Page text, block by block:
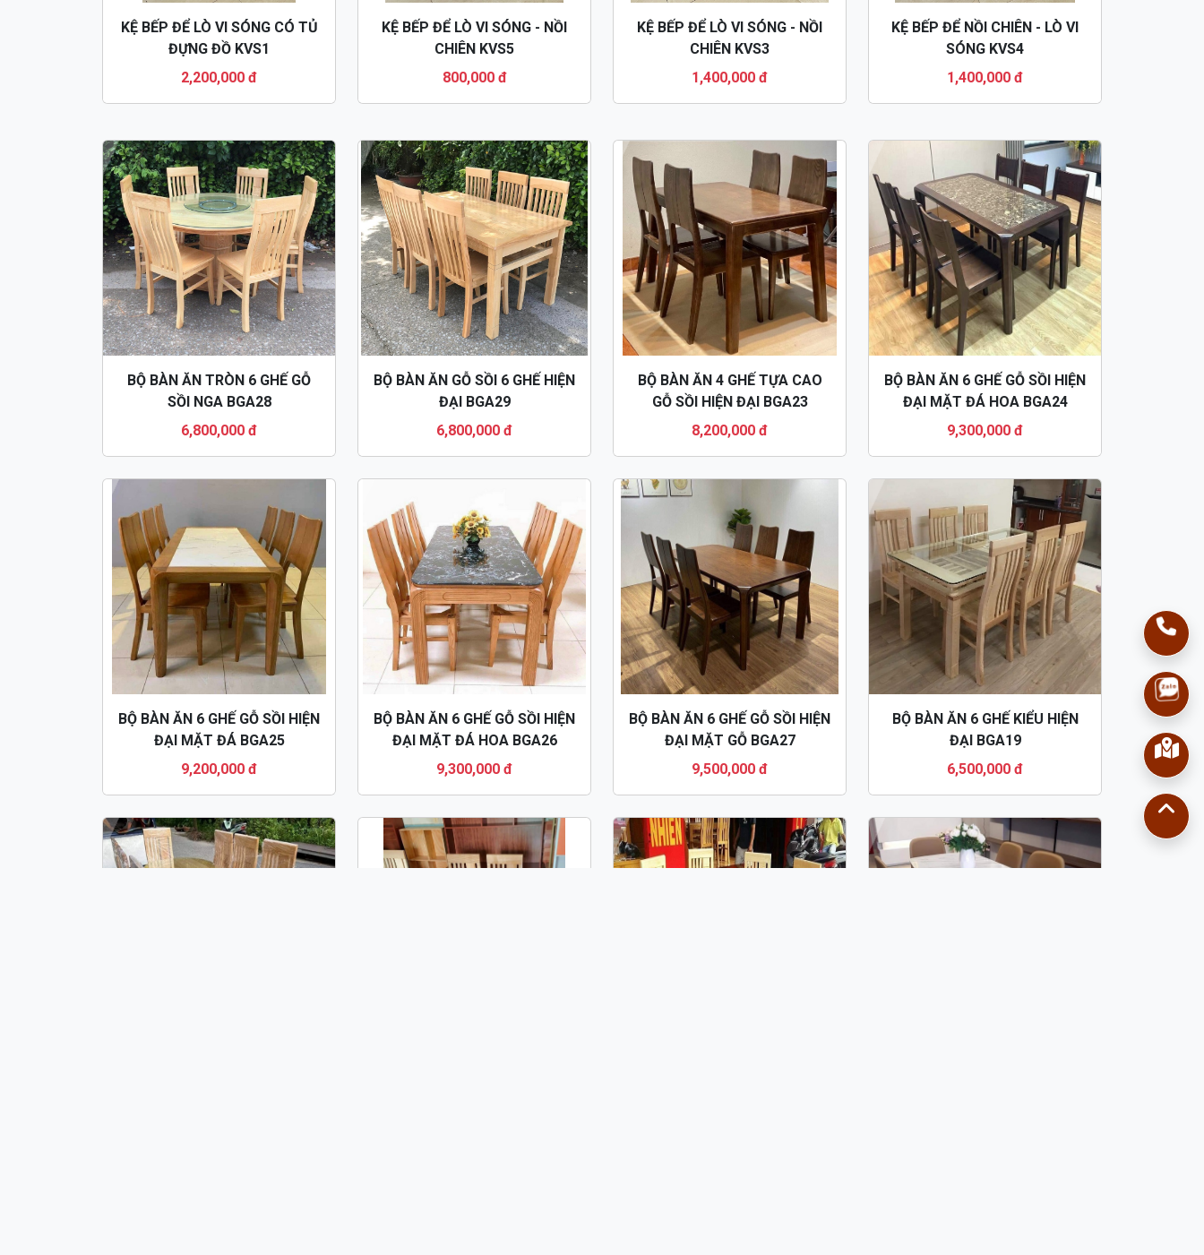
KỆ BẾP ĐỂ LÒ VI SÓNG CÓ TỦ
ĐỰNG ĐỒ KVS1
2,200,000 đ
KỆ BẾP ĐỂ LÒ VI SÓNG - NỒI
CHIÊN KVS5
800,000 đ
KỆ BẾP ĐỂ LÒ VI SÓNG - NỒI
CHIÊN KVS3
1,400,000 đ
KỆ BẾP ĐỂ NỒI CHIÊN - LÒ VI
SÓNG KVS4
1,400,000 đ
BỘ BÀN ĂN TRÒN 6 GHẾ GỖ
SỒI NGA BGA28
6,800,000 đ
BỘ BÀN ĂN GỖ SỒI 6 GHẾ HIỆN
ĐẠI BGA29
6,800,000 đ
BỘ BÀN ĂN 4 GHẾ TỰA CAO
GỖ SỒI HIỆN ĐẠI BGA23
8,200,000 đ
BỘ BÀN ĂN 6 GHẾ GỖ SỒI HIỆN
ĐẠI MẶT ĐÁ HOA BGA24
9,300,000 đ
BỘ BÀN ĂN 6 GHẾ GỖ SỒI HIỆN
ĐẠI MẶT ĐÁ BGA25
9,200,000 đ
BỘ BÀN ĂN 6 GHẾ GỖ SỒI HIỆN
ĐẠI MẶT ĐÁ HOA BGA26
9,300,000 đ
BỘ BÀN ĂN 6 GHẾ GỖ SỒI HIỆN
ĐẠI MẶT GỖ BGA27
9,500,000 đ
BỘ BÀN ĂN 6 GHẾ KIỂU HIỆN
ĐẠI BGA19
6,500,000 đ